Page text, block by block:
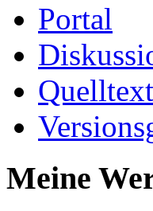
Portal
Meine